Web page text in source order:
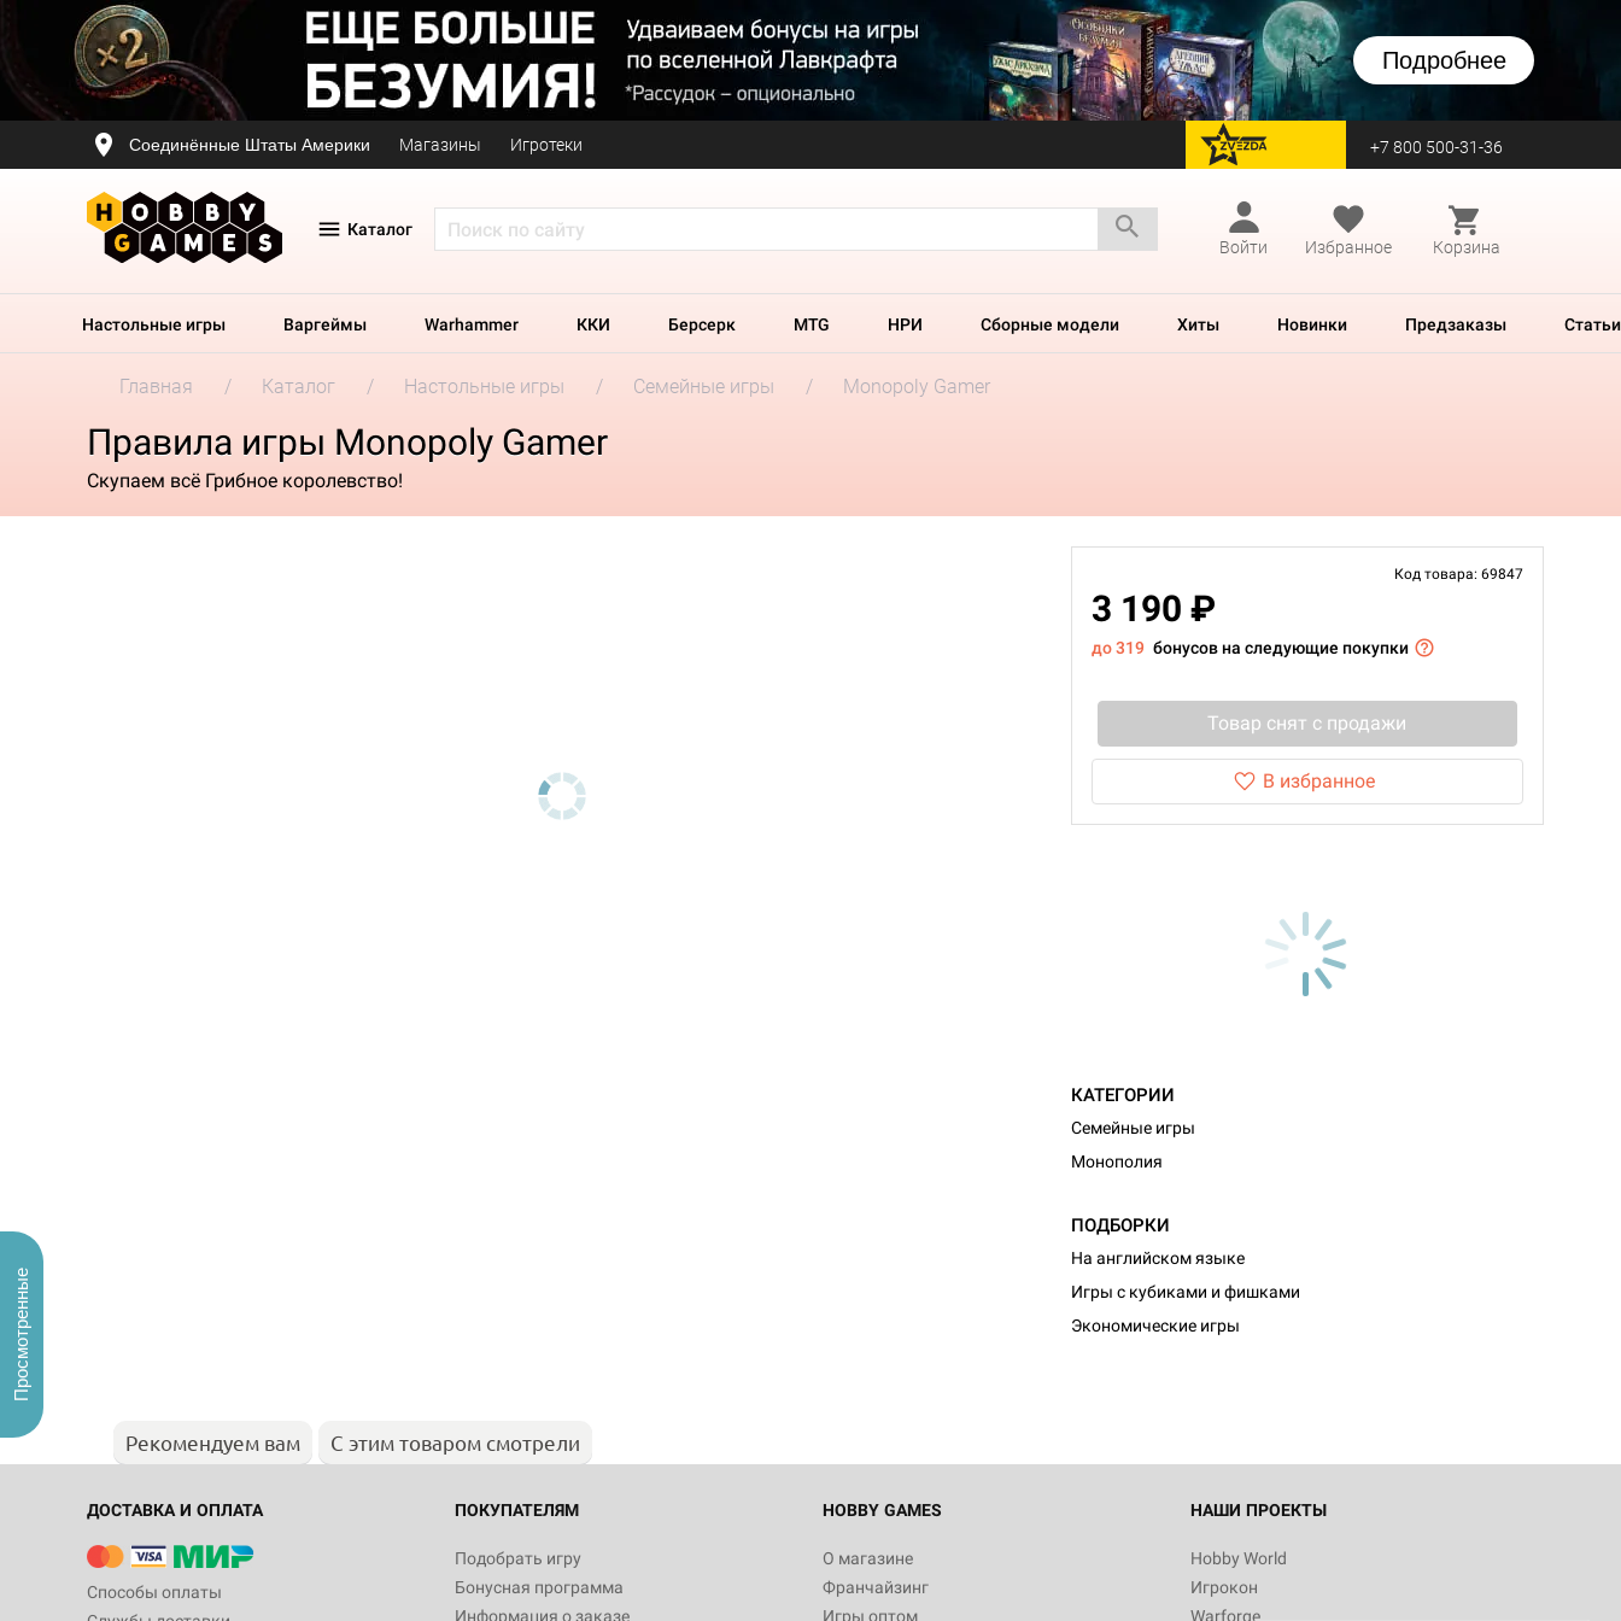
Подробнее
Соединённые Штаты Америки Магазины Игротеки перейти на Zvezda +7 800 500-31-36
Каталог
Войти
Избранное Корзина
Настольные игры Варгеймы Warhammer ККИ Берсерк MTG НРИ Сборные модели Хиты Новинки Предзаказы Статьи
Главная Каталог Настольные игры Семейные игры Monopoly Gamer
Правила игры Monopoly Gamer
Скупаем всё Грибное королевство!
Код товара: 69847
3 190 ₽
до 319 бонусов на следующие покупки
Товар снят с продажи
В избранное
КАТЕГОРИИ
Семейные игры
Монополия
ПОДБОРКИ
На английском языке
Игры с кубиками и фишками
Экономические игры
Рекомендуем вам С этим товаром смотрели
ДОСТАВКА И ОПЛАТА
Способы оплаты
ПОКУПАТЕЛЯМ
Подобрать игру
Бонусная программа
Информация о заказе
HOBBY GAMES
О магазине
Франчайзинг
Игры оптом
НАШИ ПРОЕКТЫ
Hobby World
Игрокон
Warforge
Просмотренные
Настольная игра Hobby World Журнал
"Мир фантастики. Спецвыпуск: Братья
империи: Боевая тревога
799
Настольная игра Hobby World Сумерки